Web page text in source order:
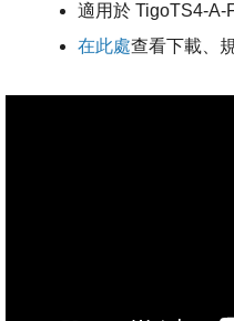
適用於 TigoTS4-A-
在此處查看下載、